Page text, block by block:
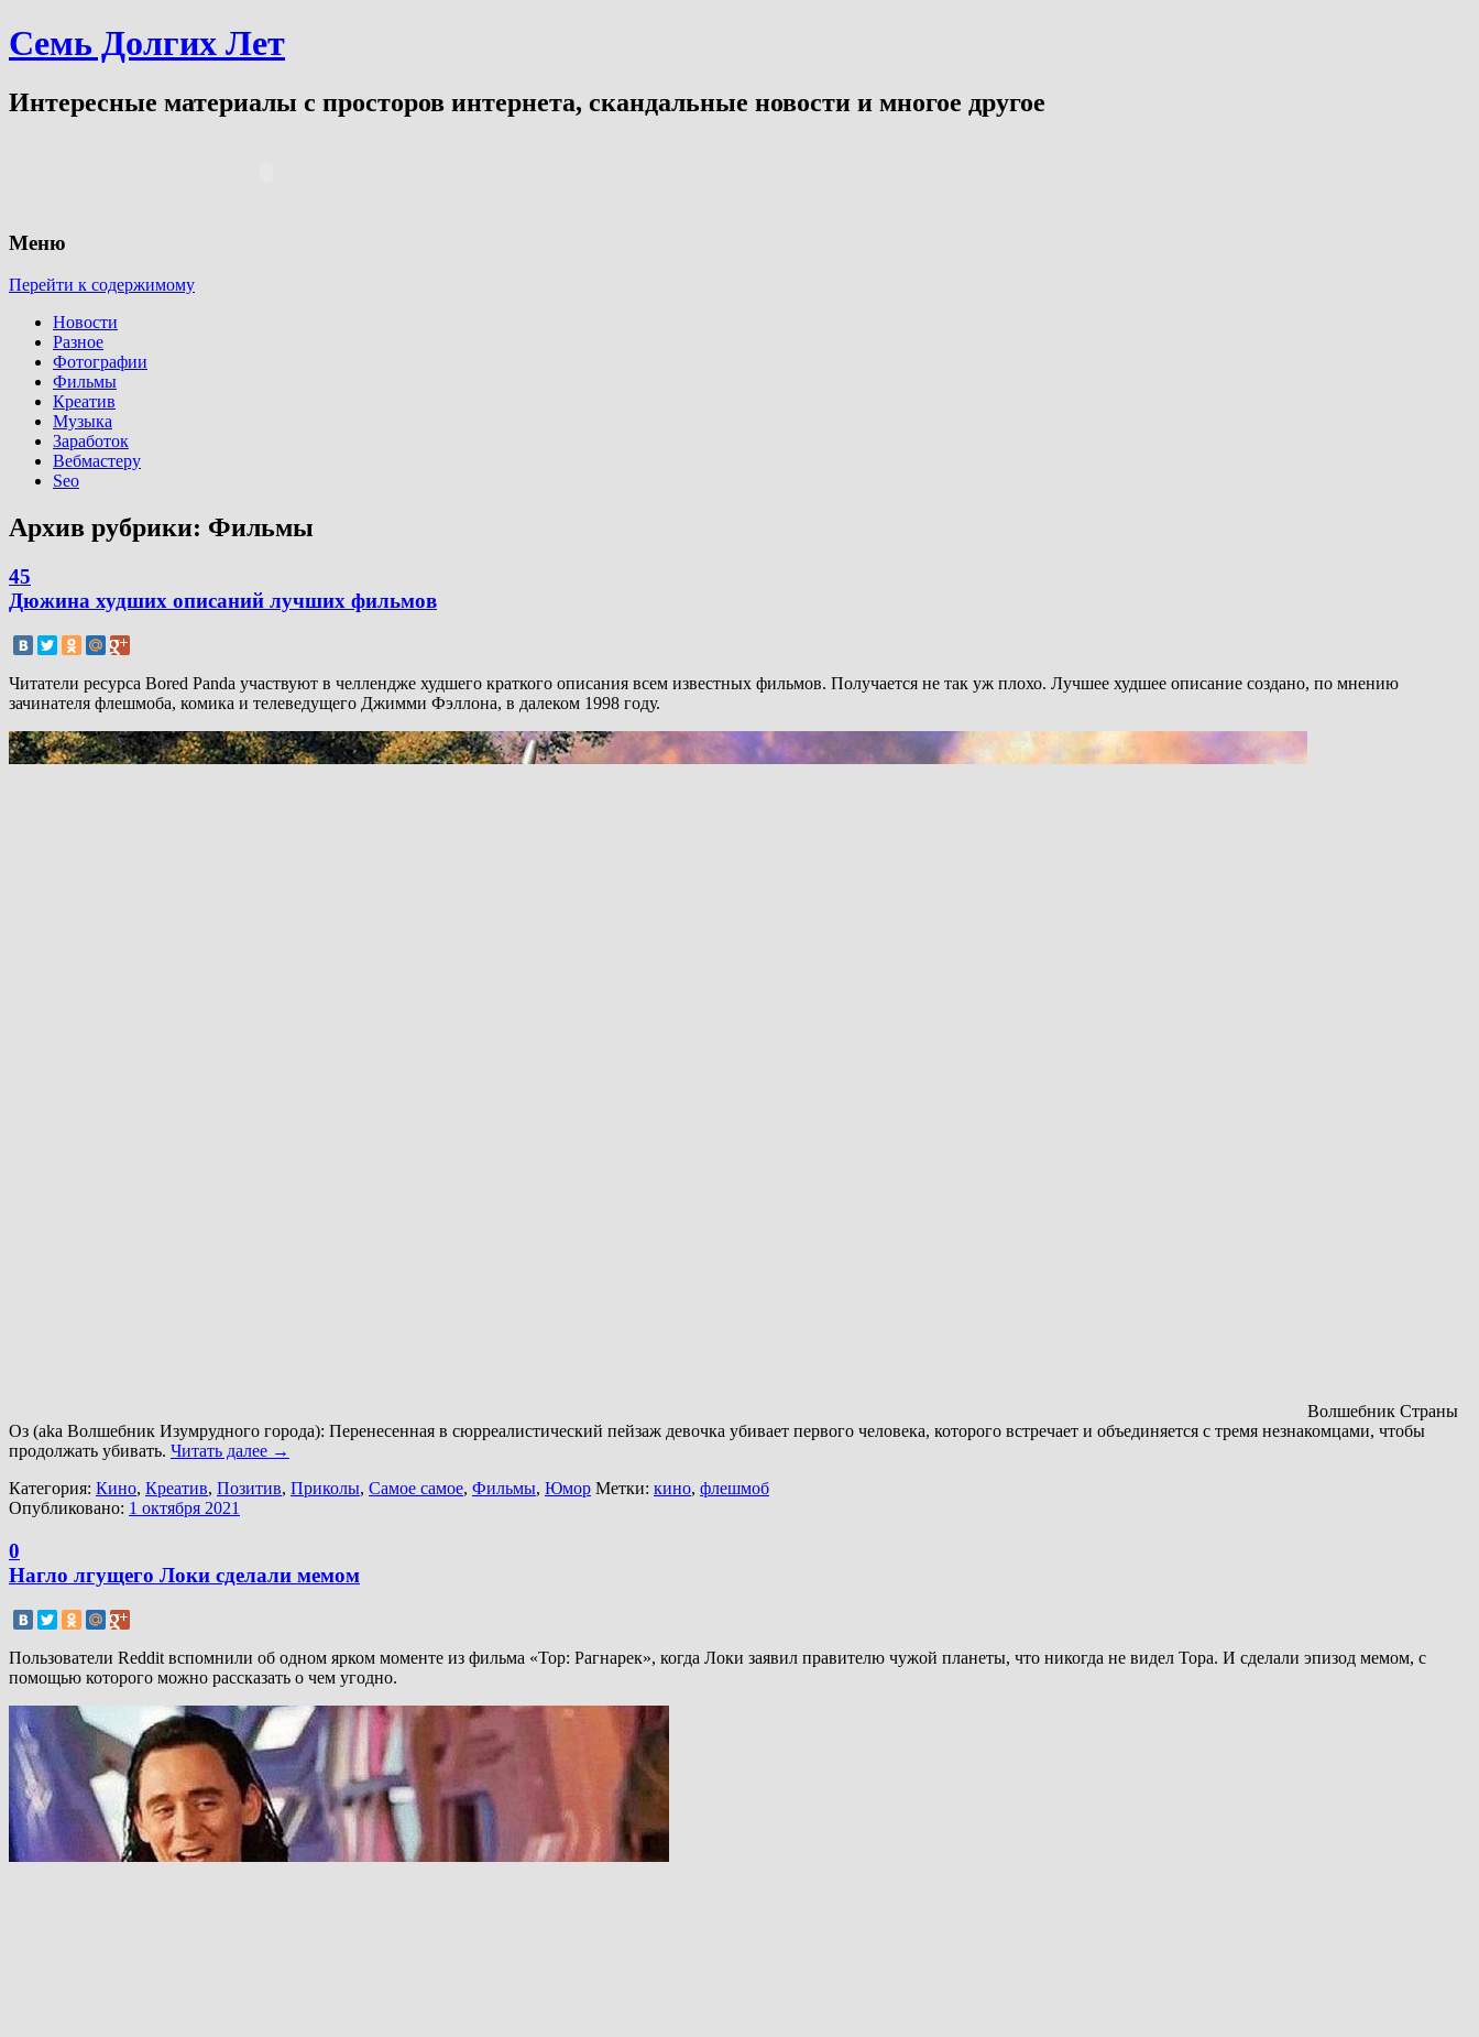
Семь Долгих Лет
Интересные материалы с просторов интернета, скандальные новости и многое другое
Меню
Перейти к содержимому
Новости
Разное
Фотографии
Фильмы
Креатив
Музыка
Заработок
Вебмастеру
Seo
Архив рубрики: Фильмы
45
Дюжина худших описаний лучших фильмов
Читатели ресурса Bored Panda участвуют в челлендже худшего краткого описания всем известных фильмов. Получается не так уж плохо. Лучшее худшее описание создано, по мнению
зачинателя флешмоба, комика и телеведущего Джимми Фэллона, в далеком 1998 году.
Волшебник Страны
Оз (aka Волшебник Изумрудного города): Перенесенная в сюрреалистический пейзаж девочка убивает первого человека, которого встречает и объединяется с тремя незнакомцами, чтобы
продолжать убивать. Читать далее →
Категория: Кино, Креатив, Позитив, Приколы, Самое самое, Фильмы, Юмор Метки: кино, флешмоб
Опубликовано: 1 октября 2021
0
Нагло лгущего Локи сделали мемом
Пользователи Reddit вспомнили об одном ярком моменте из фильма «Тор: Рагнарек», когда Локи заявил правителю чужой планеты, что никогда не видел Тора. И сделали эпизод мемом, с
помощью которого можно рассказать о чем угодно.